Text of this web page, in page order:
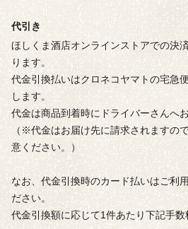
代引き
ほしくま酒店オンラインストアでの決
ります。
代金引換払いはクロネコヤマトの宅急
します。
代金は商品到着時にドライバーさんへ
（※代金はお届け先に請求されますの
意ください。）
なお、代金引換時のカード払いはご利
ださい。
代金引換額に応じて1件あたり下記手数